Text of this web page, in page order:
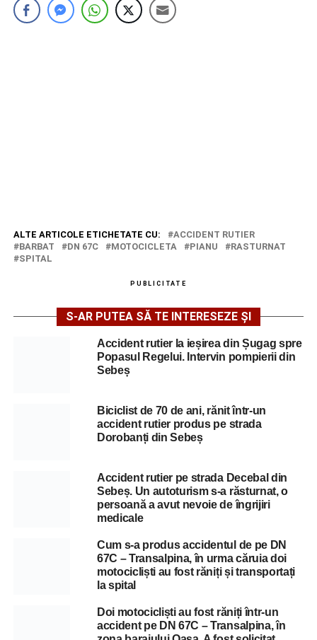
ALTE ARTICOLE ETICHETATE CU:
ACCIDENT RUTIER
BARBAT
DN 67C MOTOCICLETA PIANU
RASTURNAT
SPITAL
PUBLICITATE
S-AR PUTEA SĂ TE INTERESEZE ȘI
Accident rutier la ieșirea din Șugag spre
Popasul Regelui. Intervin pompierii din
Sebeș
Biciclist de 70 de ani, rănit într-un
accident rutier produs pe strada
Dorobanți din Sebeș
Accident rutier pe strada Decebal din
Sebeș. Un autoturism s-a răsturnat, o
persoană a avut nevoie de îngrijiri
medicale
Cum s-a produs accidentul de pe DN
67C – Transalpina, în urma căruia doi
motocicliști au fost răniți și transportați
la spital
Doi motocicliști au fost răniți într-un
accident pe DN 67C – Transalpina, în